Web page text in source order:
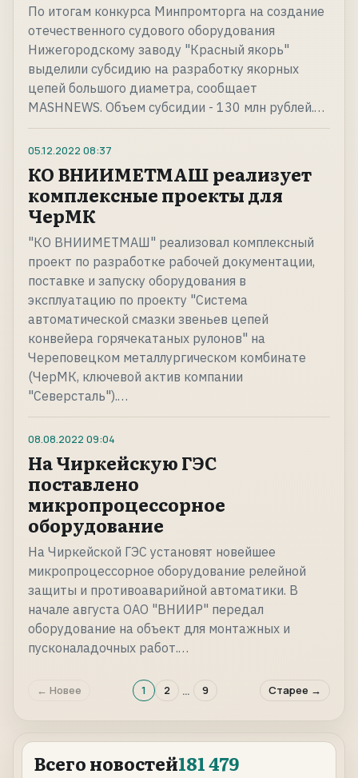
По итогам конкурса Минпромторга на создание
отечественного судового оборудования
Нижегородскому заводу "Красный якорь"
выделили субсидию на разработку якорных
цепей большого диаметра, сообщает
MASHNEWS. Объем субсидии - 130 млн рублей.…
05.12.2022 08:37
КО ВНИИМЕТМАШ реализует
комплексные проекты для
ЧерМК
"КО ВНИИМЕТМАШ" реализовал комплексный
проект по разработке рабочей документации,
поставке и запуску оборудования в
эксплуатацию по проекту "Система
автоматической смазки звеньев цепей
конвейера горячекатаных рулонов" на
Череповецком металлургическом комбинате
(ЧерМК, ключевой актив компании
"Северсталь").…
08.08.2022 09:04
На Чиркейскую ГЭС
поставлено
микропроцессорное
оборудование
На Чиркейской ГЭС установят новейшее
микропроцессорное оборудование релейной
защиты и противоаварийной автоматики. В
начале августа ОАО "ВНИИР" передал
оборудование на объект для монтажных и
пусконаладочных работ.…
← Новее 1 2 … 9 Старее →
Всего новостей181 479